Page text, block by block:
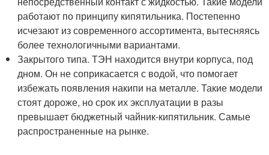
работают по принципу кипятильника. Постепенно
исчезают из современного ассортимента, вытесняясь
более технологичными вариантами.
Закрытого типа. ТЭН находится внутри корпуса, под
дном. Он не соприкасается с водой, что помогает
избежать появления накипи на металле. Такие модели
стоят дороже, но срок их эксплуатации в разы
превышает бюджетный чайник-кипятильник. Самые
распространенные на рынке.